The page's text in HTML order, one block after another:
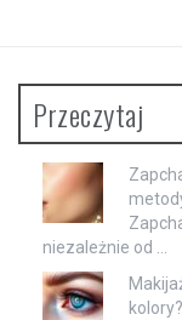
Przeczytaj
niezależnie od …
kolory?